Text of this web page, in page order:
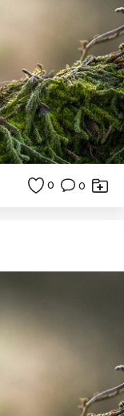
0 0